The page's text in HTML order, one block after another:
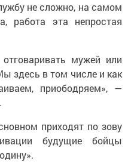
не сложно, на самом
работа эта непростая
мужей или
здесь в том числе и как
приободряем», —
приходят по зову
будущие бойцы